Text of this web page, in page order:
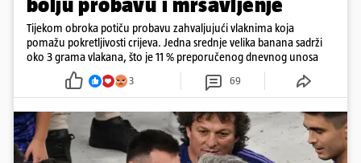
Tijekom obroka potiču probavu zahvaljujući vlaknima koja
pomažu pokretljivosti crijeva. Jedna srednje velika banana sadrži
oko 3 grama vlakana, što je 11 % preporučenog dnevnog unosa
3 69